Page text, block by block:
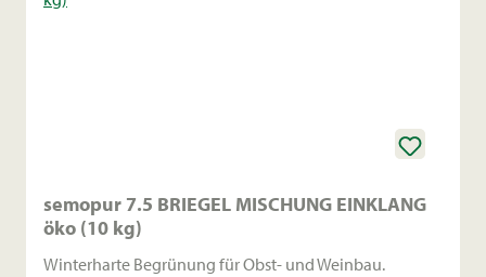
semopur 7.5 BRIEGEL MISCHUNG EINKLANG
öko (10 kg)
Winterharte Begrünung für Obst- und Weinbau.